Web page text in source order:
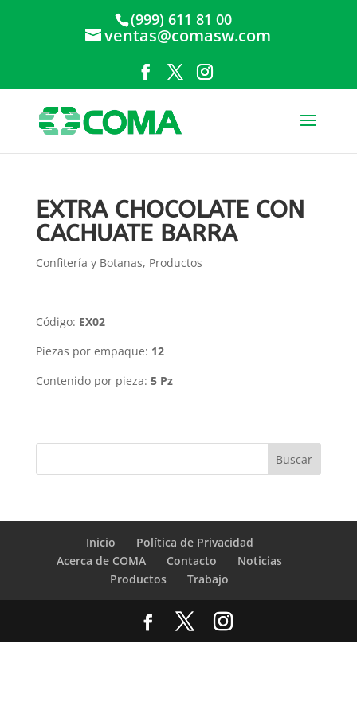
(999) 611 81 00
ventas@comasw.com
EXTRA CHOCOLATE CON
CACHUATE BARRA
Confitería y Botanas, Productos
Código: EX02
Piezas por empaque: 12
Contenido por pieza: 5 Pz
Inicio
Política de Privacidad
Acerca de COMA
Contacto
Noticias
Productos
Trabajo